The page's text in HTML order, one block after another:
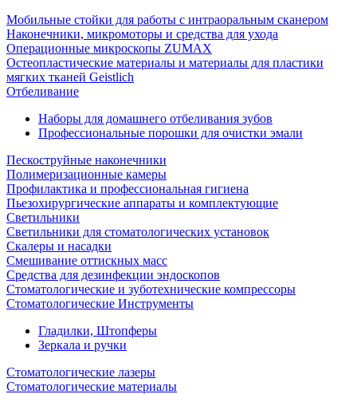
Мобильные стойки для работы с интраоральным сканером
Наконечники, микромоторы и средства для ухода
Операционные микроскопы ZUMAX
Остеопластические материалы и материалы для пластики
мягких тканей Geistlich
Отбеливание
Наборы для домашнего отбеливания зубов
Профессиональные порошки для очистки эмали
Пескоструйные наконечники
Полимеризационные камеры
Профилактика и профессиональная гигиена
Пьезохирургические аппараты и комплектующие
Светильники
Светильники для стоматологических установок
Скалеры и насадки
Смешивание оттискных масс
Средства для дезинфекции эндоскопов
Стоматологические и зуботехнические компрессоры
Стоматологические Инструменты
Гладилки, Штопферы
Зеркала и ручки
Стоматологические лазеры
Стоматологические материалы